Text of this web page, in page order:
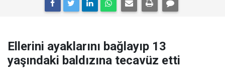
Ellerini ayaklarını bağlayıp 13
yaşındaki baldızına tecavüz etti